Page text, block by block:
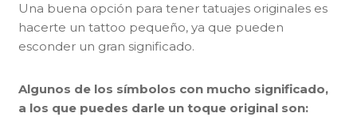
Una buena opción para tener tatuajes originales es
hacerte un tattoo pequeño, ya que pueden
esconder un gran significado.
Algunos de los símbolos con mucho significado,
a los que puedes darle un toque original son: